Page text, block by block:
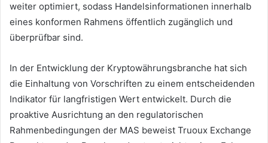
weiter optimiert, sodass Handelsinformationen innerhalb
eines konformen Rahmens öffentlich zugänglich und
überprüfbar sind.
In der Entwicklung der Kryptowährungsbranche hat sich
die Einhaltung von Vorschriften zu einem entscheidenden
Indikator für langfristigen Wert entwickelt. Durch die
proaktive Ausrichtung an den regulatorischen
Rahmenbedingungen der MAS beweist Truoux Exchange